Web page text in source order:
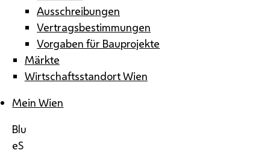
Ausschreibungen
Vertragsbestimmungen
Vorgaben für Bauprojekte
Märkte
Wirtschaftsstandort Wien
Mein Wien
Blu
eS